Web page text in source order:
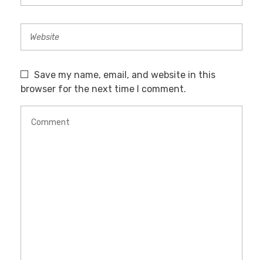
Save my name, email, and website in this
browser for the next time I comment.